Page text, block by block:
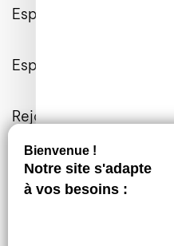
Espace Entreprises
Espace Presse
Rejoignez-nous
Contactez-nous